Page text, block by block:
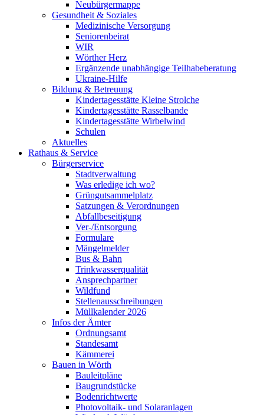
Neubürgermappe
Gesundheit & Soziales
Medizinische Versorgung
Seniorenbeirat
WIR
Wörther Herz
Ergänzende unabhängige Teilhabeberatung
Ukraine-Hilfe
Bildung & Betreuung
Kindertagesstätte Kleine Strolche
Kindertagesstätte Rasselbande
Kindertagesstätte Wirbelwind
Schulen
Aktuelles
Rathaus & Service
Bürgerservice
Stadtverwaltung
Was erledige ich wo?
Grüngutsammelplatz
Satzungen & Verordnungen
Abfallbeseitigung
Ver-/Entsorgung
Formulare
Mängelmelder
Bus & Bahn
Trinkwasserqualität
Ansprechpartner
Wildfund
Stellenausschreibungen
Müllkalender 2026
Infos der Ämter
Ordnungsamt
Standesamt
Kämmerei
Bauen in Wörth
Bauleitpläne
Baugrundstücke
Bodenrichtwerte
Photovoltaik- und Solaranlagen